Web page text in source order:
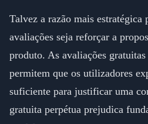
Talvez a razão mais estratégica
avaliações seja reforçar a
produto. As avaliações
permitem que os utilizadores
suficiente para justificar uma
gratuita perpétua prejudica